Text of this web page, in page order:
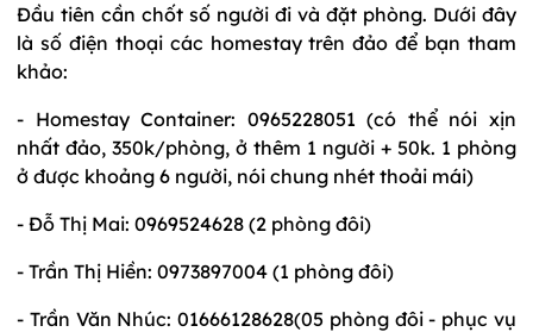
Đầu tiên cần chốt số người đi và đặt phòng. Dưới đây
là số điện thoại các homestay trên đảo để bạn tham
khảo:
- Homestay Container: 0965228051 (có thể nói xịn
nhất đảo, 350k/phòng, ở thêm 1 người + 50k. 1 phòng
ở được khoảng 6 người, nói chung nhét thoải mái)
- Đỗ Thị Mai: 0969524628 (2 phòng đôi)
- Trần Thị Hiền: 0973897004 (1 phòng đôi)
- Trần Văn Nhúc: 01666128628(05 phòng đôi - phục vụ